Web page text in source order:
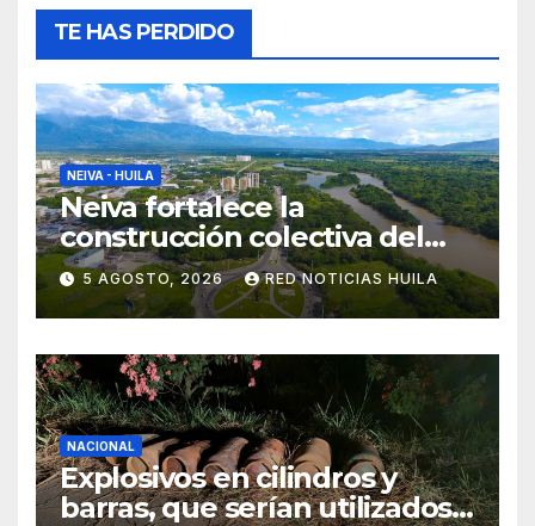
TE HAS PERDIDO
NEIVA - HUILA
Neiva fortalece la
construcción colectiva del
POT
5 AGOSTO, 2026 RED NOTICIAS HUILA
NACIONAL
Explosivos en cilindros y
barras, que serían utilizados